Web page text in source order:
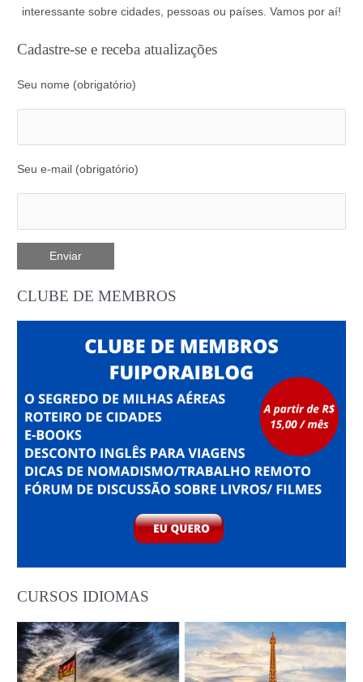
interessante sobre cidades, pessoas ou países. Vamos por aí!
Cadastre-se e receba atualizações
Seu nome (obrigatório)
Seu e-mail (obrigatório)
CLUBE DE MEMBROS
CURSOS IDIOMAS